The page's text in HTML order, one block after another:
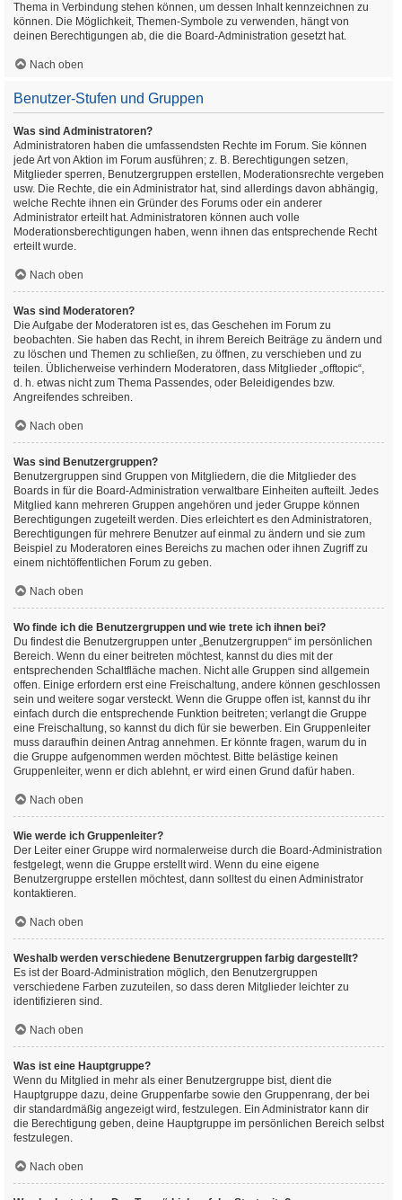
Thema in Verbindung stehen können, um dessen Inhalt kennzeichnen zu
können. Die Möglichkeit, Themen-Symbole zu verwenden, hängt von
deinen Berechtigungen ab, die die Board-Administration gesetzt hat.
Nach oben
Benutzer-Stufen und Gruppen
Was sind Administratoren?
Administratoren haben die umfassendsten Rechte im Forum. Sie können
jede Art von Aktion im Forum ausführen; z. B. Berechtigungen setzen,
Mitglieder sperren, Benutzergruppen erstellen, Moderationsrechte vergeben
usw. Die Rechte, die ein Administrator hat, sind allerdings davon abhängig,
welche Rechte ihnen ein Gründer des Forums oder ein anderer
Administrator erteilt hat. Administratoren können auch volle
Moderationsberechtigungen haben, wenn ihnen das entsprechende Recht
erteilt wurde.
Nach oben
Was sind Moderatoren?
Die Aufgabe der Moderatoren ist es, das Geschehen im Forum zu
beobachten. Sie haben das Recht, in ihrem Bereich Beiträge zu ändern und
zu löschen und Themen zu schließen, zu öffnen, zu verschieben und zu
teilen. Üblicherweise verhindern Moderatoren, dass Mitglieder „offtopic“,
d. h. etwas nicht zum Thema Passendes, oder Beleidigendes bzw.
Angreifendes schreiben.
Nach oben
Was sind Benutzergruppen?
Benutzergruppen sind Gruppen von Mitgliedern, die die Mitglieder des
Boards in für die Board-Administration verwaltbare Einheiten aufteilt. Jedes
Mitglied kann mehreren Gruppen angehören und jeder Gruppe können
Berechtigungen zugeteilt werden. Dies erleichtert es den Administratoren,
Berechtigungen für mehrere Benutzer auf einmal zu ändern und sie zum
Beispiel zu Moderatoren eines Bereichs zu machen oder ihnen Zugriff zu
einem nichtöffentlichen Forum zu geben.
Nach oben
Wo finde ich die Benutzergruppen und wie trete ich ihnen bei?
Du findest die Benutzergruppen unter „Benutzergruppen“ im persönlichen
Bereich. Wenn du einer beitreten möchtest, kannst du dies mit der
entsprechenden Schaltfläche machen. Nicht alle Gruppen sind allgemein
offen. Einige erfordern erst eine Freischaltung, andere können geschlossen
sein und weitere sogar versteckt. Wenn die Gruppe offen ist, kannst du ihr
einfach durch die entsprechende Funktion beitreten; verlangt die Gruppe
eine Freischaltung, so kannst du dich für sie bewerben. Ein Gruppenleiter
muss daraufhin deinen Antrag annehmen. Er könnte fragen, warum du in
die Gruppe aufgenommen werden möchtest. Bitte belästige keinen
Gruppenleiter, wenn er dich ablehnt, er wird einen Grund dafür haben.
Nach oben
Wie werde ich Gruppenleiter?
Der Leiter einer Gruppe wird normalerweise durch die Board-Administration
festgelegt, wenn die Gruppe erstellt wird. Wenn du eine eigene
Benutzergruppe erstellen möchtest, dann solltest du einen Administrator
kontaktieren.
Nach oben
Weshalb werden verschiedene Benutzergruppen farbig dargestellt?
Es ist der Board-Administration möglich, den Benutzergruppen
verschiedene Farben zuzuteilen, so dass deren Mitglieder leichter zu
identifizieren sind.
Nach oben
Was ist eine Hauptgruppe?
Wenn du Mitglied in mehr als einer Benutzergruppe bist, dient die
Hauptgruppe dazu, deine Gruppenfarbe sowie den Gruppenrang, der bei
dir standardmäßig angezeigt wird, festzulegen. Ein Administrator kann dir
die Berechtigung geben, deine Hauptgruppe im persönlichen Bereich selbst
festzulegen.
Nach oben